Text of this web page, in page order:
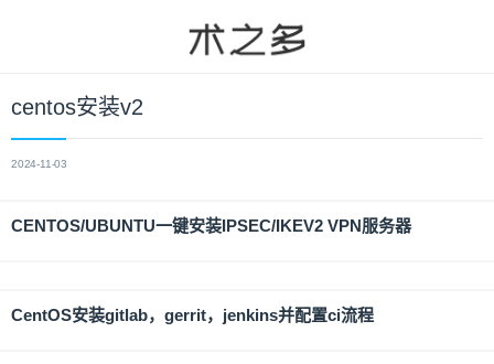
centos安装v2
2024-11-03
CENTOS/UBUNTU一键安装IPSEC/IKEV2 VPN服务器
CentOS安装gitlab，gerrit，jenkins并配置ci流程